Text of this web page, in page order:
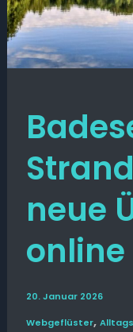
neue
online
20. Januar 2026
Web­­geflüster,